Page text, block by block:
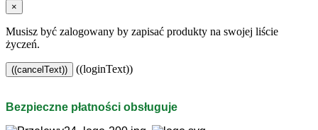
×
Musisz być zalogowany by zapisać produkty na swojej liście
życzeń.
((cancelText)) ((loginText))
Bezpieczne płatności obsługuje